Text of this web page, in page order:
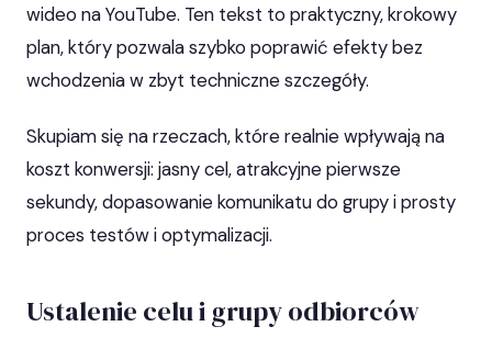
wideo na YouTube. Ten tekst to praktyczny, krokowy
plan, który pozwala szybko poprawić efekty bez
wchodzenia w zbyt techniczne szczegóły.
Skupiam się na rzeczach, które realnie wpływają na
koszt konwersji: jasny cel, atrakcyjne pierwsze
sekundy, dopasowanie komunikatu do grupy i prosty
proces testów i optymalizacji.
Ustalenie celu i grupy odbiorców